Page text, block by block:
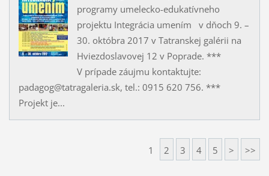
programy umelecko-edukatívneho
projektu Integrácia umením v dňoch 9. –
30. októbra 2017 v Tatranskej galérii na
Hviezdoslavovej 12 v Poprade. ***
V prípade záujmu kontaktujte:
padagog@tatragaleria.sk, tel.: 0915 620 756. ***
Projekt je...
1 2 3 4 5 > >>